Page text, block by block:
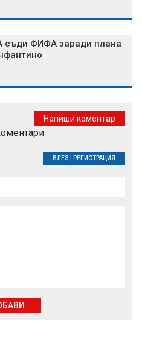
съди ФИФА заради плана
Напиши коментар
ВЛЕЗ РЕГИСТРАЦИЯ